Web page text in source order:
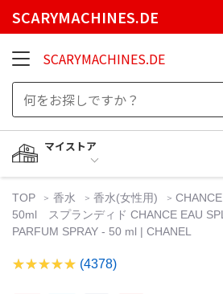
SCARYMACHINES.DE
SCARYMACHINES.DE
マイストア
TOP 香水 香水(女性用)
50ml スプランディド CHANCE EAU
PARFUM SPRAY - 50 ml | CHANEL
(4378)